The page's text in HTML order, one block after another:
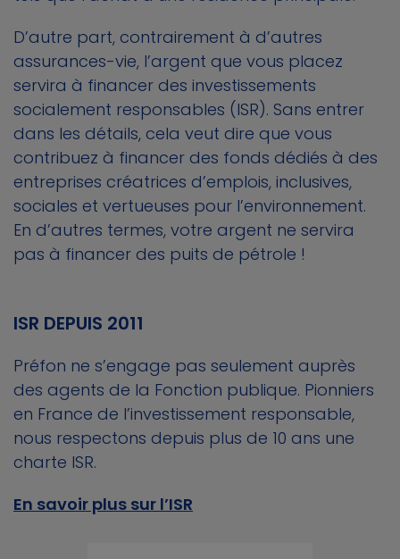
D’autre part, contrairement à d’autres
assurances-vie, l’argent que vous placez
servira à financer des investissements
socialement responsables (ISR). Sans entrer
dans les détails, cela veut dire que vous
contribuez à financer des fonds dédiés à des
entreprises créatrices d’emplois, inclusives,
sociales et vertueuses pour l’environnement.
En d’autres termes, votre argent ne servira
pas à financer des puits de pétrole !
ISR DEPUIS 2011
Préfon ne s’engage pas seulement auprès
des agents de la Fonction publique. Pionniers
en France de l’investissement responsable,
nous respectons depuis plus de 10 ans une
charte ISR.
En savoir plus sur l’ISR